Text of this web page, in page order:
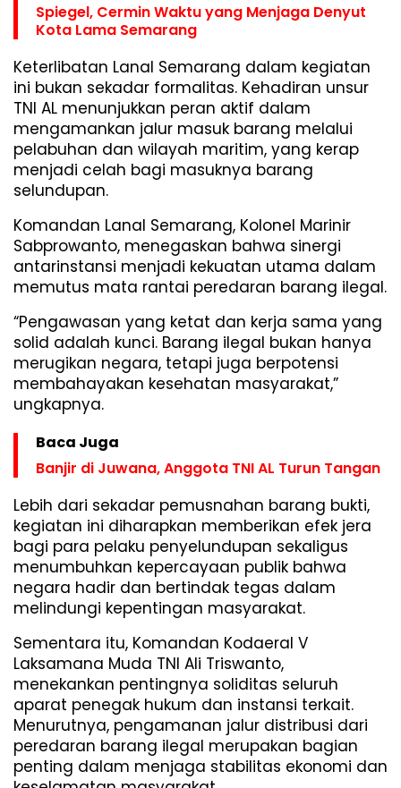
Spiegel, Cermin Waktu yang Menjaga Denyut
Kota Lama Semarang
Keterlibatan Lanal Semarang dalam kegiatan
ini bukan sekadar formalitas. Kehadiran unsur
TNI AL menunjukkan peran aktif dalam
mengamankan jalur masuk barang melalui
pelabuhan dan wilayah maritim, yang kerap
menjadi celah bagi masuknya barang
selundupan.
Komandan Lanal Semarang, Kolonel Marinir
Sabprowanto, menegaskan bahwa sinergi
antarinstansi menjadi kekuatan utama dalam
memutus mata rantai peredaran barang ilegal.
“Pengawasan yang ketat dan kerja sama yang
solid adalah kunci. Barang ilegal bukan hanya
merugikan negara, tetapi juga berpotensi
membahayakan kesehatan masyarakat,”
ungkapnya.
Baca Juga
Banjir di Juwana, Anggota TNI AL Turun Tangan
Lebih dari sekadar pemusnahan barang bukti,
kegiatan ini diharapkan memberikan efek jera
bagi para pelaku penyelundupan sekaligus
menumbuhkan kepercayaan publik bahwa
negara hadir dan bertindak tegas dalam
melindungi kepentingan masyarakat.
Sementara itu, Komandan Kodaeral V
Laksamana Muda TNI Ali Triswanto,
menekankan pentingnya soliditas seluruh
aparat penegak hukum dan instansi terkait.
Menurutnya, pengamanan jalur distribusi dari
peredaran barang ilegal merupakan bagian
penting dalam menjaga stabilitas ekonomi dan